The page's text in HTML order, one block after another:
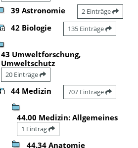
39 Astronomie 2 Einträge
42 Biologie 135 Einträge
43 Umweltforschung,
Umweltschutz
20 Einträge
44 Medizin 707 Einträge
44.00 Medizin: Allgemeines
1 Eintrag
44.34 Anatomie